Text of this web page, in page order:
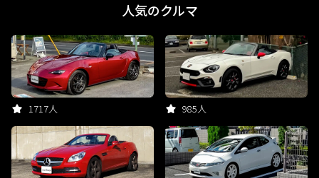
人気のクルマ
1717人 985人